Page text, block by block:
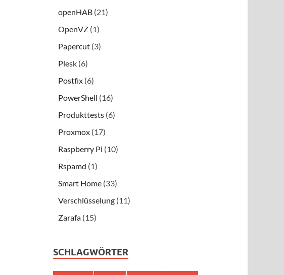
openHAB (21)
OpenVZ (1)
Papercut (3)
Plesk (6)
Postfix (6)
PowerShell (16)
Produkttests (6)
Proxmox (17)
Raspberry Pi (10)
Rspamd (1)
Smart Home (33)
Verschlüsselung (11)
Zarafa (15)
SCHLAGWÖRTER